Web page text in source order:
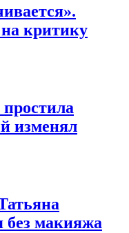
критику
изменял
без макияжа